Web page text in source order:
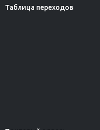
Таблица переходов